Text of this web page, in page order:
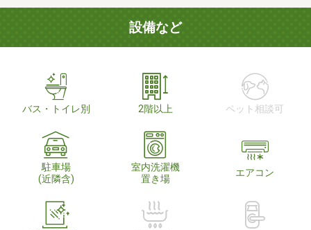
設備など
バス・トイレ別 2階以上 ペット相談可
駐車場
(近隣含)
室内洗濯機
置き場
エアコン